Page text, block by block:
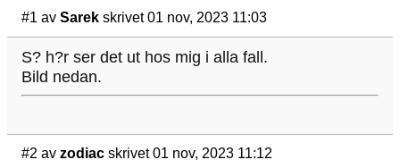
#1 av Sarek skrivet 01 nov, 2023 11:03
S? h?r ser det ut hos mig i alla fall.
Bild nedan.
#2 av zodiac skrivet 01 nov, 2023 11:12